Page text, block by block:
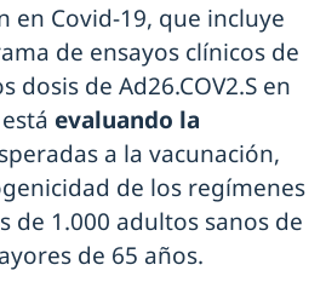
en Covid-19, que incluye
de ensayos clínicos de
de Ad26.COV2.S en
evaluando la
a la vacunación,
de los regímenes
de 1.000 adultos sanos de
de 65 años.